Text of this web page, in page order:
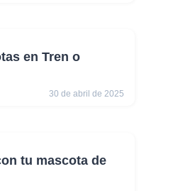
en Tren o
30 de abril de 2025
tu mascota de